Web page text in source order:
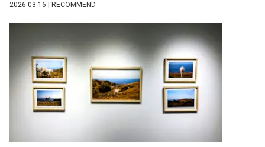
2026-03-16 | RECOMMEND